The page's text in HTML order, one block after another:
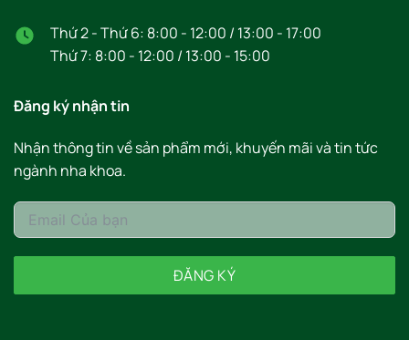
Thứ 2 - Thứ 6: 8:00 - 12:00 / 13:00 - 17:00
Thứ 7: 8:00 - 12:00 / 13:00 - 15:00
Đăng ký nhận tin
Nhận thông tin về sản phẩm mới, khuyến mãi và tin tức
ngành nha khoa.
ĐĂNG KÝ